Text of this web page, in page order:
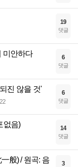
19
댓글
미안하다 6
댓글
진 않을 것' 6
댓글
없음) 14
댓글
般) / 원곡: 음
3